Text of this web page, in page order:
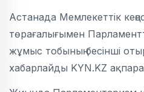
Астанада Мемлекеттік
төрағалығымен
жұмыс тобының бесінші
хабарлайды KYN.KZ ақпарат